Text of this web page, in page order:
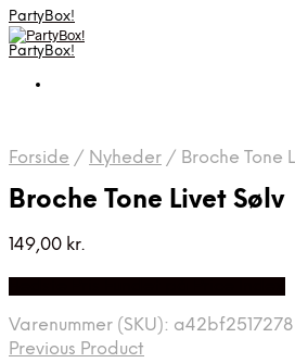
PartyBox!
PartyBox!
Forside / Nyheder / Broche Tone
Broche Tone Livet Sølv
149,00 kr.
Varenummer (SKU): a42bf2517278
Previous Product